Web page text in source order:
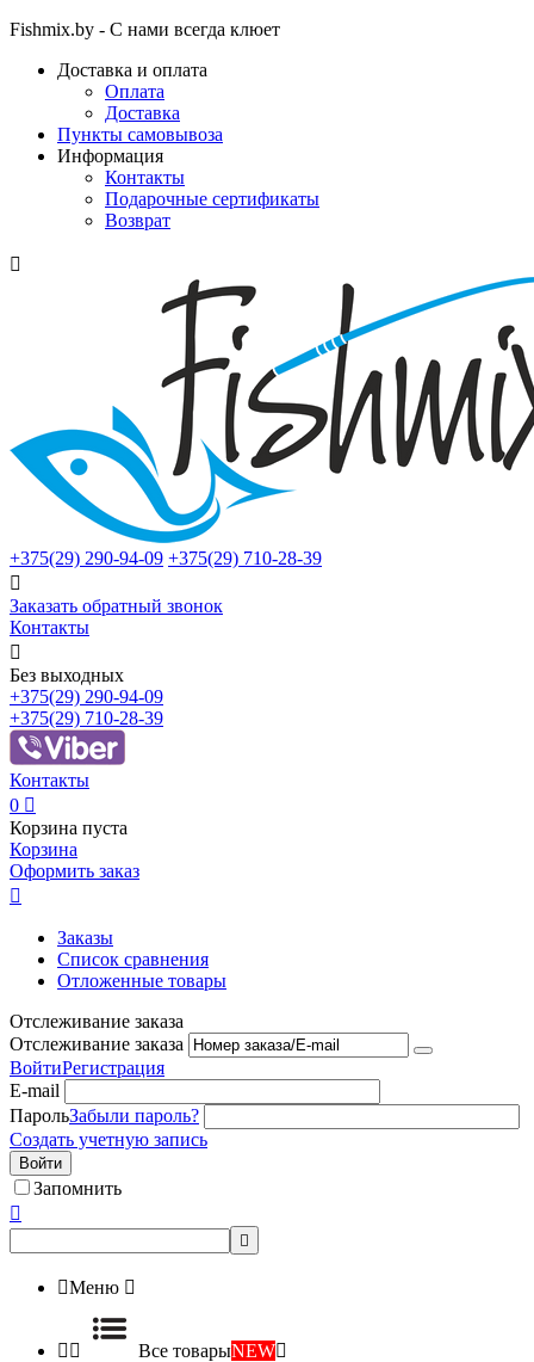
Fishmix.by - С нами всегда клюет
Доставка и оплата
Оплата
Доставка
Пункты самовывоза
Информация
Контакты
Подарочные сертификаты
Возврат

+375(29) 290-94-09 +375(29) 710-28-39

Заказать обратный звонок
Контакты

Без выходных
+375(29) 290-94-09
+375(29) 710-28-39
Контакты
0 
Корзина пуста
Корзина
Оформить заказ

Заказы
Список сравнения
Отложенные товары
Отслеживание заказа
Отслеживание заказа
ВойтиРегистрация
E-mail
ПарольЗабыли пароль?
Создать учетную запись
Войти
Запомнить


Меню 
  Все товарыNEW